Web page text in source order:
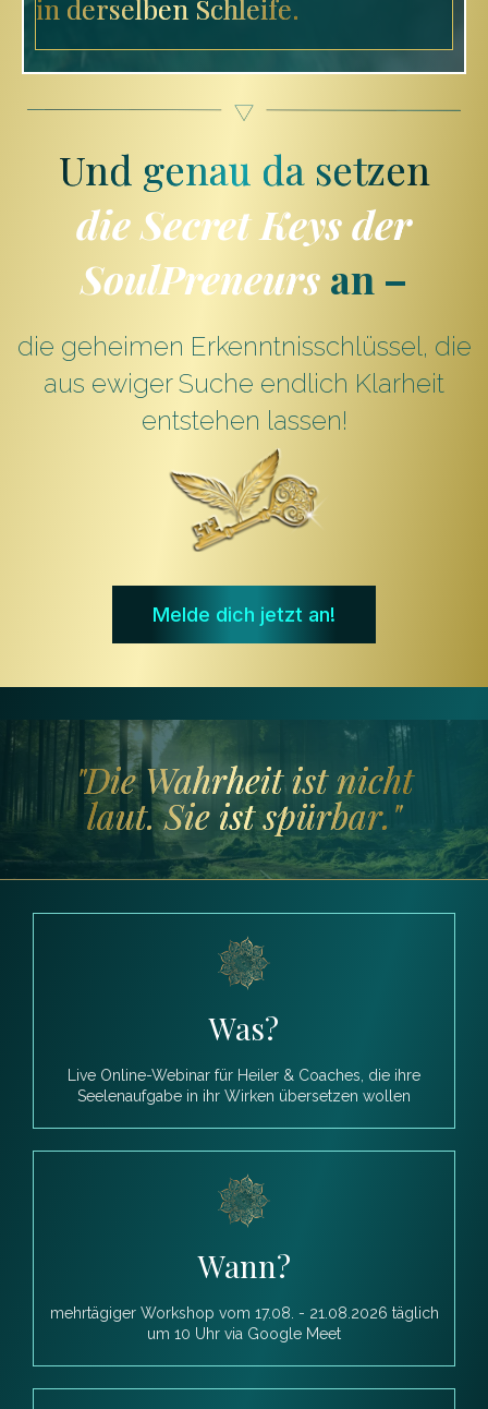
in derselben Schleife.
Und genau da setzen
die Secret Keys der
SoulPreneurs an –
die geheimen Erkenntnisschlüssel, die
aus ewiger Suche endlich Klarheit
entstehen lassen!
Melde dich jetzt an!
"Die Wahrheit ist nicht
laut. Sie ist spürbar."
Was?
Live Online-Webinar für Heiler & Coaches, die ihre
Seelenaufgabe in ihr Wirken übersetzen wollen
Wann?
mehrtägiger Workshop vom 17.08. - 21.08.2026 täglich
um 10 Uhr via Google Meet